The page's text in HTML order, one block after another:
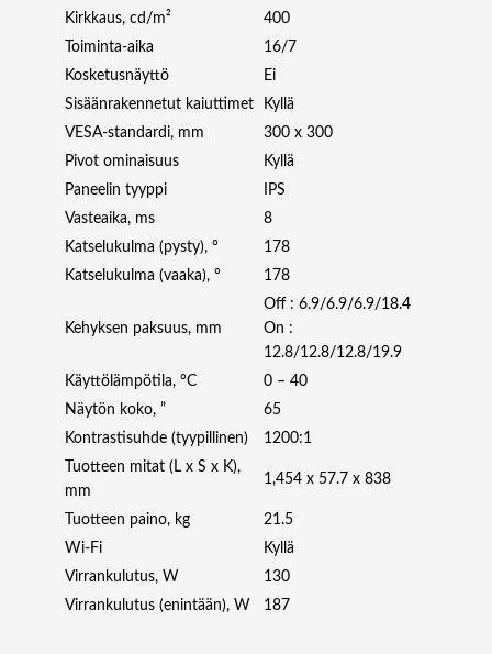
N
I
T
S
1
7
S
O
C
W
I
m
ä
ä
Kirkkaus, cd/m²
400
Toiminta-aika
16/7
Kosketusnäyttö
Ei
Sisäänrakennetut kaiuttimet
Kyllä
VESA-standardi, mm
300 x 300
Pivot ominaisuus
Kyllä
Paneelin tyyppi
IPS
Vasteaika, ms
8
Katselukulma (pysty), °
178
Katselukulma (vaaka), °
178
Kehyksen paksuus, mm
Off : 6.9/6.9/6.9/18.4
On :
12.8/12.8/12.8/19.9
Käyttölämpötila, °C
0 – 40
Näytön koko, ”
65
Kontrastisuhde (tyypillinen)
1200:1
Tuotteen mitat (L x S x K),
mm
1,454 x 57.7 x 838
Tuotteen paino, kg
21.5
Wi-Fi
Kyllä
Virrankulutus, W
130
Virrankulutus (enintään), W
187